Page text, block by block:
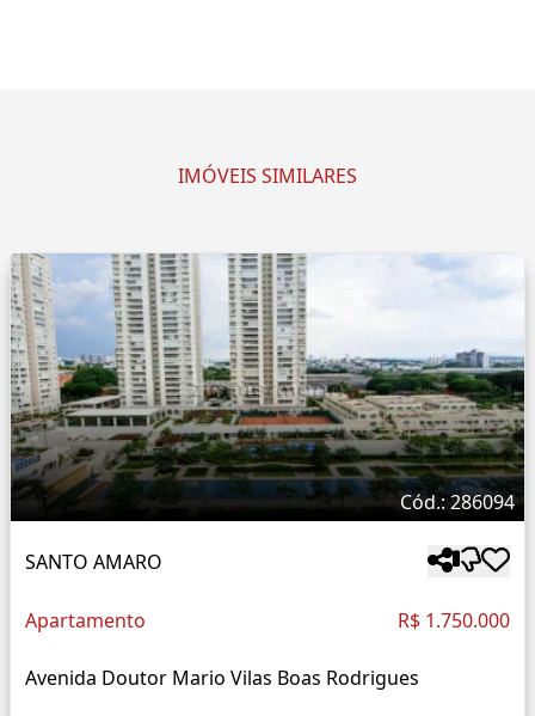
IMÓVEIS SIMILARES
Cód.: 286094
SANTO AMARO
Apartamento R$ 1.750.000
Avenida Doutor Mario Vilas Boas Rodrigues